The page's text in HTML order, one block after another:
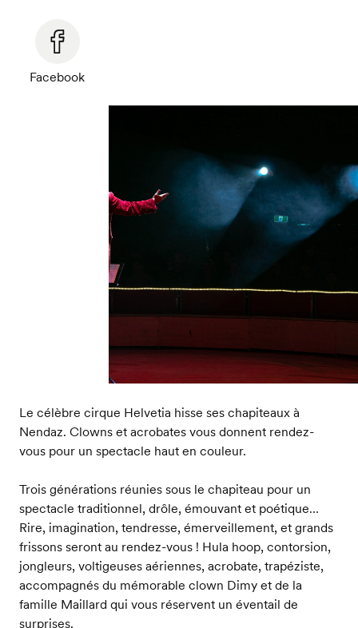
Facebook
Le célèbre cirque Helvetia hisse ses chapiteaux à
Nendaz. Clowns et acrobates vous donnent rendez-
vous pour un spectacle haut en couleur.
Trois générations réunies sous le chapiteau pour un
spectacle traditionnel, drôle, émouvant et poétique…
Rire, imagination, tendresse, émerveillement, et grands
frissons seront au rendez-vous ! Hula hoop, contorsion,
jongleurs, voltigeuses aériennes, acrobate, trapéziste,
accompagnés du mémorable clown Dimy et de la
famille Maillard qui vous réservent un éventail de
surprises.